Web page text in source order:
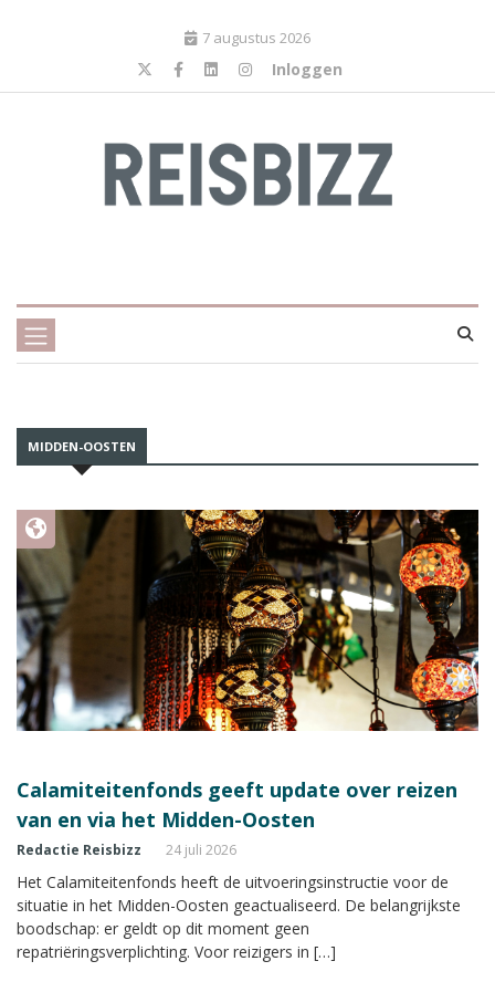
7 augustus 2026
Inloggen
MIDDEN-OOSTEN
Calamiteitenfonds geeft update over reizen
van en via het Midden-Oosten
Redactie Reisbizz 24 juli 2026
Het Calamiteitenfonds heeft de uitvoeringsinstructie voor de
situatie in het Midden-Oosten geactualiseerd. De belangrijkste
boodschap: er geldt op dit moment geen
repatriëringsverplichting. Voor reizigers in […]